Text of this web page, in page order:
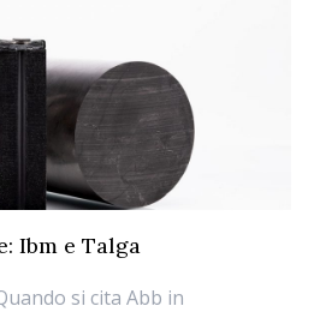
Ibm e Talga
si cita Abb in